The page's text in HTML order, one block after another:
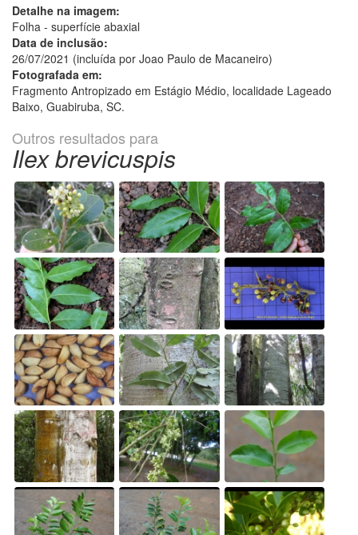
Detalhe na imagem:
Folha - superfície abaxial
Data de inclusão:
26/07/2021 (incluída por Joao Paulo de Macaneiro)
Fotografada em:
Fragmento Antropizado em Estágio Médio, localidade Lageado
Baixo, Guabiruba, SC.
Outros resultados para
Ilex brevicuspis